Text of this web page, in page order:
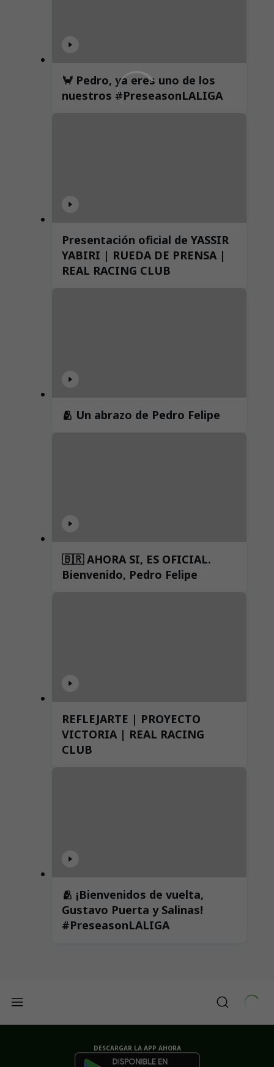
🦀 Pedro, ya eres uno de los
nuestros #PreseasonLALIGA
Presentación oficial de YASSIR
YABIRI | RUEDA DE PRENSA |
REAL RACING CLUB
🫂 Un abrazo de Pedro Felipe
🇧🇷 AHORA SI, ES OFICIAL.
Bienvenido, Pedro Felipe
REFLEJARTE | PROYECTO
VICTORIA | REAL RACING
CLUB
🫂 ¡Bienvenidos de vuelta,
Gustavo Puerta y Salinas!
#PreseasonLALIGA
DESCARGAR LA APP AHORA